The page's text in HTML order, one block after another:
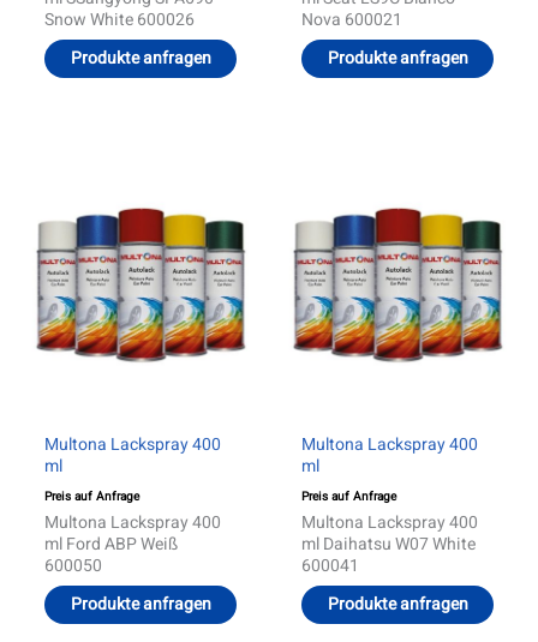
Snow White 600026
Produkte anfragen
Nova 600021
Produkte anfragen
Multona Lackspray 400
ml
Preis auf Anfrage
Multona Lackspray 400
ml Ford ABP Weiß
600050
Produkte anfragen
Multona Lackspray 400
ml
Preis auf Anfrage
Multona Lackspray 400
ml Daihatsu W07 White
600041
Produkte anfragen